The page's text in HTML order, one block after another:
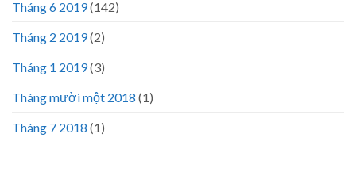
Tháng 6 2019(142)
Tháng 2 2019(2)
Tháng 1 2019(3)
Tháng mười một 2018 (1)
Tháng 7 2018 (1)